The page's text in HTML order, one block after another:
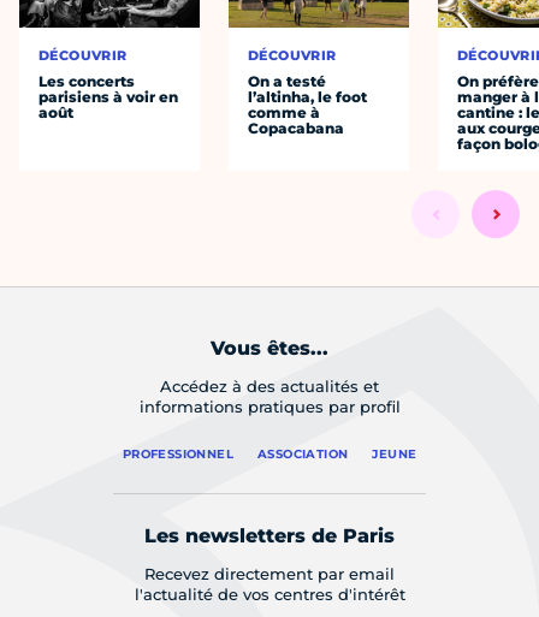
DÉCOUVRIR
Les concerts
parisiens à voir en
août
DÉCOUVRIR
On a testé
l’altinha, le foot
comme à
Copacabana
On préfère
manger à
cantine :
aux
façon
Vous êtes...
Accédez à des actualités et
informations pratiques par profil
PROFESSIONNEL ASSOCIATION JEUNE
Les newsletters de Paris
Recevez directement par email
l'actualité de vos centres d'intérêt